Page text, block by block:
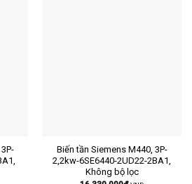
Biến tần Siemens M440, 3P-
2,2kw-6SE6440-2UD22-2BA1,
Không bộ lọc